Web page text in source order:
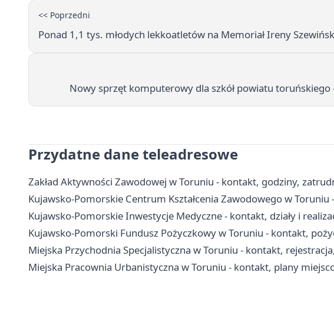
<< Poprzedni
Ponad 1,1 tys. młodych lekkoatletów na Memoriał Ireny
Nowy sprzęt komputerowy dla szkół powiatu
Przydatne dane teleadresowe
Zakład Aktywności Zawodowej w Toruniu - kontakt, godziny,
Kujawsko-Pomorskie Centrum Kształcenia Zawodowego w
Kujawsko-Pomorskie Inwestycje Medyczne - kontakt, działy i
Kujawsko-Pomorski Fundusz Pożyczkowy w Toruniu - kontakt,
Miejska Przychodnia Specjalistyczna w Toruniu - kontakt,
Miejska Pracownia Urbanistyczna w Toruniu - kontakt, plany